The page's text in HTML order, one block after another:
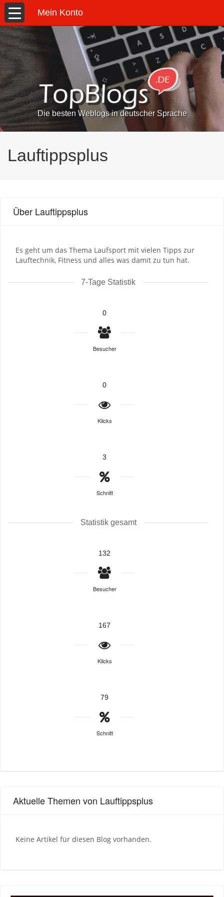
Mein Konto
Die besten Weblogs in deutscher Sprache
Lauftippsplus
Über Lauftippsplus
Es geht um das Thema Laufsport mit vielen Tipps zur
Lauftechnik, Fitness und alles was damit zu tun hat.
7-Tage Statistik
0
Besucher
0
Klicks
3
Schnitt
Statistik gesamt
132
Besucher
167
Klicks
79
Schnitt
Aktuelle Themen von Lauftippsplus
Keine Artikel für diesen Blog vorhanden.